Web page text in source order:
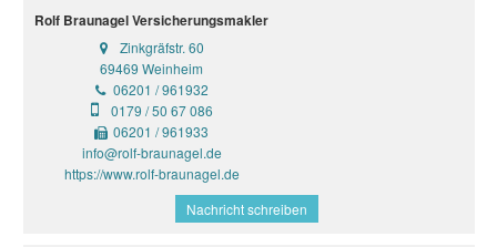
Rolf Braunagel Versicherungsmakler
Zinkgräfstr. 60
69469 Weinheim
06201 / 961932
0179 / 50 67 086
06201 / 961933
info@rolf-braunagel.de
https://www.rolf-braunagel.de
Nachricht schreiben